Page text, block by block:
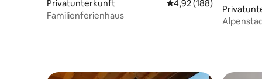
Privatunterkunft Durchschnittliche
4,92 (188)
Familienferienhaus